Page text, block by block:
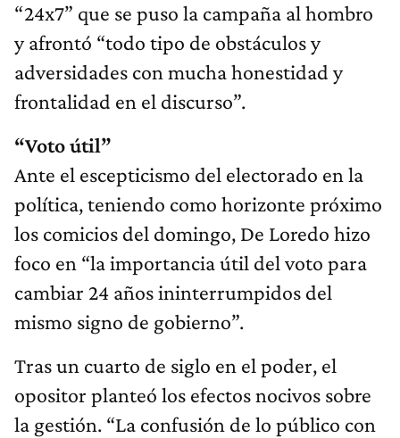
“24x7” que se puso la campaña al hombro
y afrontó “todo tipo de obstáculos y
adversidades con mucha honestidad y
frontalidad en el discurso”.
“Voto útil”
Ante el escepticismo del electorado en la
política, teniendo como horizonte próximo
los comicios del domingo, De Loredo hizo
foco en “la importancia útil del voto para
cambiar 24 años ininterrumpidos del
mismo signo de gobierno”.
Tras un cuarto de siglo en el poder, el
opositor planteó los efectos nocivos sobre
la gestión. “La confusión de lo público con